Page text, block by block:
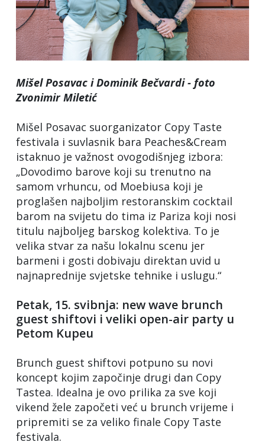
Mišel Posavac i Dominik Bečvardi - foto
Zvonimir Miletić
Mišel Posavac suorganizator Copy Taste
festivala i suvlasnik bara Peaches&Cream
istaknuo je važnost ovogodišnjeg izbora:
„Dovodimo barove koji su trenutno na
samom vrhuncu, od Moebiusa koji je
proglašen najboljim restoranskim cocktail
barom na svijetu do tima iz Pariza koji nosi
titulu najboljeg barskog kolektiva. To je
velika stvar za našu lokalnu scenu jer
barmeni i gosti dobivaju direktan uvid u
najnaprednije svjetske tehnike i uslugu.“
Petak, 15. svibnja: new wave brunch
guest shiftovi i veliki open-air party u
Petom Kupeu
Brunch guest shiftovi potpuno su novi
koncept kojim započinje drugi dan Copy
Tastea. Idealna je ovo prilika za sve koji
vikend žele započeti već u brunch vrijeme i
pripremiti se za veliko finale Copy Taste
festivala.